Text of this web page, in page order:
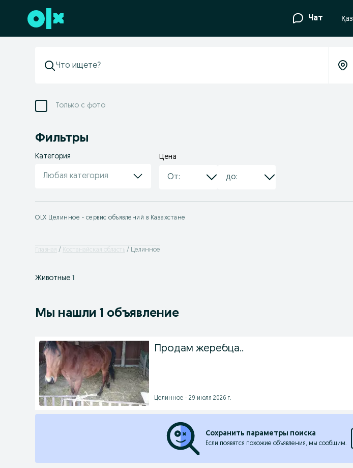
Перейти к нижнему колонтитулу Чат Қаз
Только с фото
Фильтры
Категория
Любая категория
Цена
OLX Целинное - сервис объявлений в Казахстане
Главная Костанайская область Целинное
Животные 1
Мы нашли 1 объявление
Продам жеребца..
Целинное - 29 июля 2026 г.
Сохранить параметры поиска
Если появятся похожие объявления, мы сообщим.